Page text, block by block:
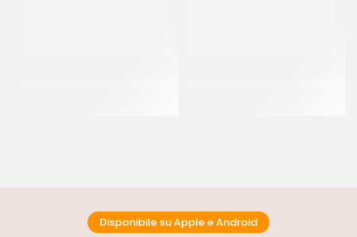
Disponibile su Apple e Android